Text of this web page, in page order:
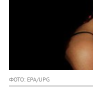
ФОТО: EPA/UPG